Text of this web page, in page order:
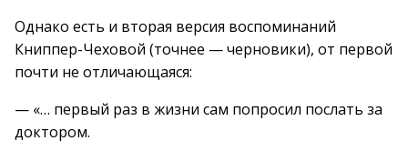
Однако есть и вторая версия воспоминаний
Книппер-Чеховой (точнее — черновики), от первой
почти не отличающаяся:
— «… первый раз в жизни сам попросил послать за
доктором.